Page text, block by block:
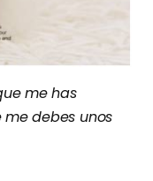
me has
debes unos